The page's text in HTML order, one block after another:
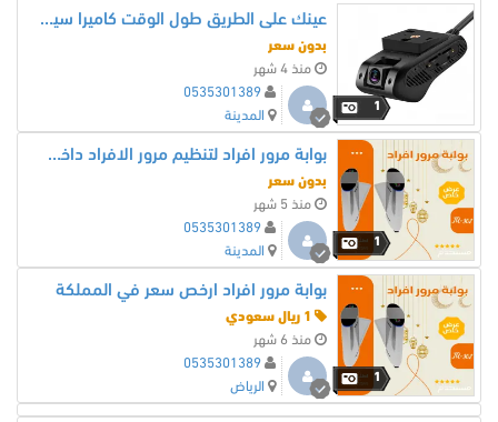
1
عينك على الطريق طول الوقت كاميرا سيارة ذكية (Dash Cam)
بدون سعر
منذ 4 شهر
0535301389
المدينة
1
بوابة مرور افراد لتنظيم مرور الافراد داخل الشركات و الجيم
بدون سعر
منذ 5 شهر
0535301389
المدينة
1
بوابة مرور افراد ارخص سعر في المملكة
منذ 6 شهر
0535301389
الرياض